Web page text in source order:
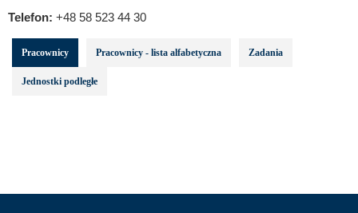
Telefon: +48 58 523 44 30
Pracownicy Pracownicy - lista alfabetyczna Zadania
Jednostki podległe